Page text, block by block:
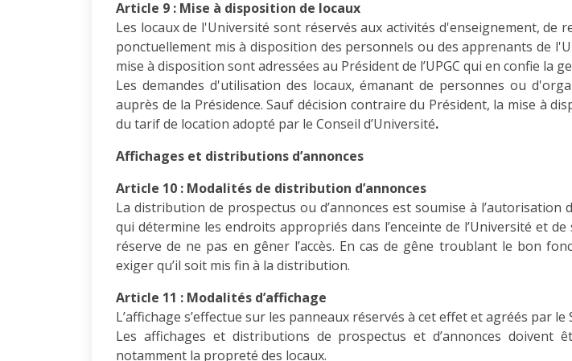
Article 9 : Mise à disposition de locaux
Les locaux de l'Université sont réservés aux activités d'enseignement, de
ponctuellement mis à disposition des personnels ou des apprenants de
mise à disposition sont adressées au Président de l’UPGC qui en confie la
Les demandes d'utilisation des locaux, émanant de personnes ou
auprès de la Présidence. Sauf décision contraire du Président, la mise à
du tarif de location adopté par le Conseil d’Université.
Affichages et distributions d’annonces
Article 10 : Modalités de distribution d’annonces
La distribution de prospectus ou d’annonces est soumise à
qui détermine les endroits appropriés dans l’enceinte de l’Université et
réserve de ne pas en gêner l’accès. En cas de gêne troublant le bon
exiger qu’il soit mis fin à la distribution.
Article 11 : Modalités d’affichage
L’affichage s’effectue sur les panneaux réservés à cet effet et agréés par le
Les affichages et distributions de prospectus et d’annonces doivent
notamment la propreté des locaux.